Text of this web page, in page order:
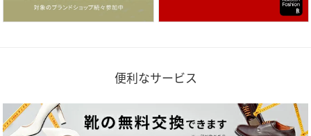
便利なサービス